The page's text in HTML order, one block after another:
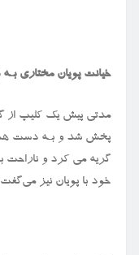
خیانت پویان مختاری بـه
مدتی پیش یک کلیپ از
پخش شد و بـه دست
گریه می کرد و ناراحت
خود با پویان نیز